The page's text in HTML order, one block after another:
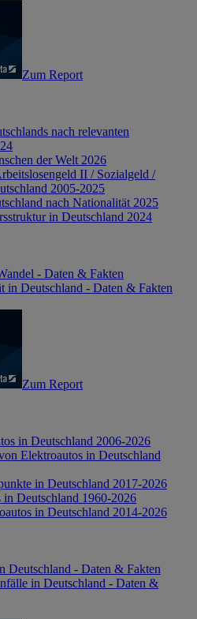
Zum Report
nach relevanten
der Welt 2026
II / Sozialgeld /
2005-2025
nach Nationalität 2025
in Deutschland 2024
- Daten & Fakten
in Deutschland - Daten & Fakten
Zum Report
in Deutschland 2006-2026
Elektroautos in Deutschland
in Deutschland 2017-2026
Deutschland 1960-2026
in Deutschland 2014-2026
Deutschland - Daten & Fakten
in Deutschland - Daten &